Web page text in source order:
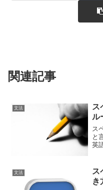
関連記事
文法
ス
ル
ス
と
英
用
な
文法
ス
き